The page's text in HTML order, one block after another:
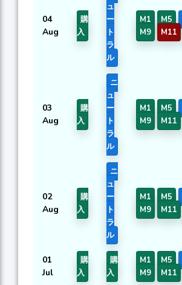
04
Aug
購
入
ュ
ー
ト
ラ
ル
M1 M5
M9
M11
03
Aug
購
入
ニ
ュ
ー
ト
ラ
ル
M1 M5
M9
M11
02
Aug
購
入
ニ
ュ
ー
ト
ラ
ル
M1 M5
M9
M11
01
Jul
購
入
購
入
M1 M5
M9
M11